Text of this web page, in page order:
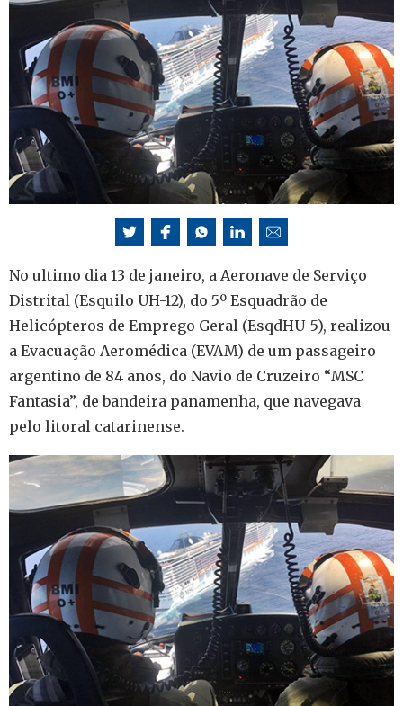
No ultimo dia 13 de janeiro, a Aeronave de Serviço
Distrital (Esquilo UH-12), do 5º Esquadrão de
Helicópteros de Emprego Geral (EsqdHU-5), realizou
a Evacuação Aeromédica (EVAM) de um passageiro
argentino de 84 anos, do Navio de Cruzeiro “MSC
Fantasia”, de bandeira panamenha, que navegava
pelo litoral catarinense.